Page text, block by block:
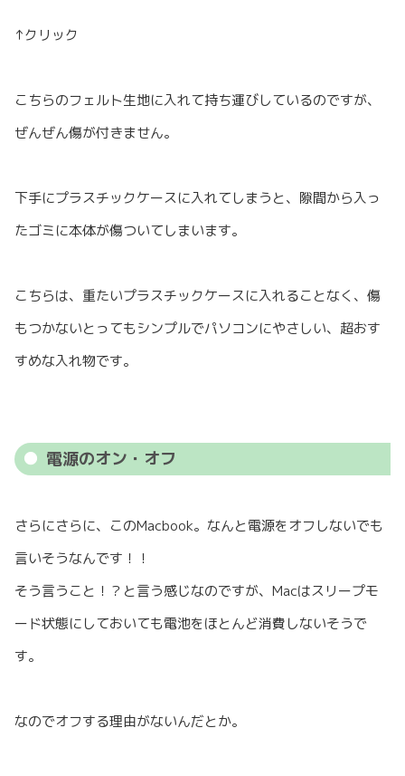
↑クリック
こちらのフェルト生地に入れて持ち運びしているのですが、
ぜんぜん傷が付きません。
下手にプラスチックケースに入れてしまうと、隙間から入っ
たゴミに本体が傷ついてしまいます。
こちらは、重たいプラスチックケースに入れることなく、傷
もつかないとってもシンプルでパソコンにやさしい、超おす
すめな入れ物です。
電源のオン・オフ
さらにさらに、このMacbook。なんと電源をオフしないでも
言いそうなんです！！
そう言うこと！？と言う感じなのですが、Macはスリープモ
ード状態にしておいても電池をほとんど消費しないそうで
す。
なのでオフする理由がないんだとか。